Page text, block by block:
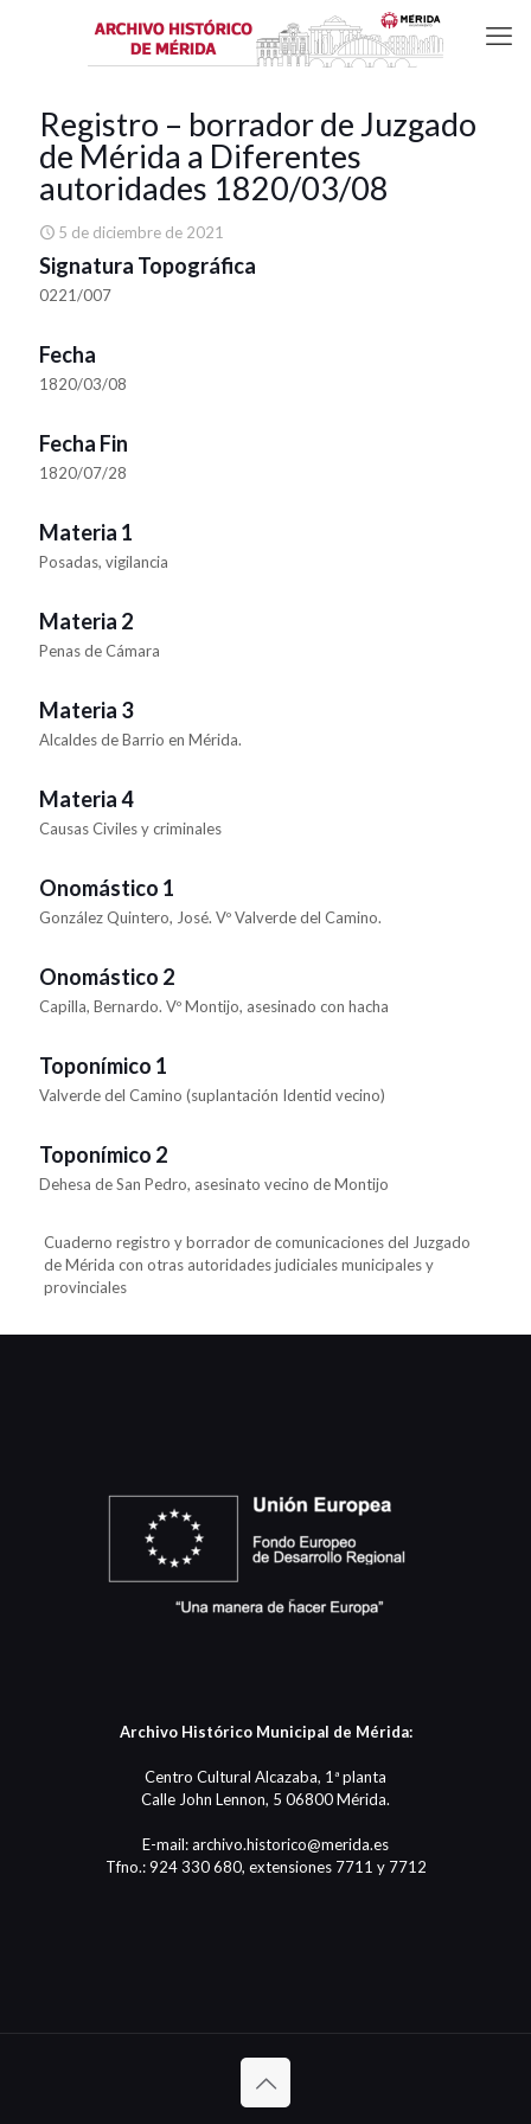
Registro – borrador de Juzgado
de Mérida a Diferentes
autoridades 1820/03/08
5 de diciembre de 2021
Signatura Topográfica
0221/007
Fecha
1820/03/08
Fecha Fin
1820/07/28
Materia 1
Posadas, vigilancia
Materia 2
Penas de Cámara
Materia 3
Alcaldes de Barrio en Mérida.
Materia 4
Causas Civiles y criminales
Onomástico 1
González Quintero, José. Vº Valverde del Camino.
Onomástico 2
Capilla, Bernardo. Vº Montijo, asesinado con hacha
Toponímico 1
Valverde del Camino (suplantación Identid vecino)
Toponímico 2
Dehesa de San Pedro, asesinato vecino de Montijo
Cuaderno registro y borrador de comunicaciones del Juzgado
de Mérida con otras autoridades judiciales municipales y
provinciales
Archivo Histórico Municipal de Mérida:
Centro Cultural Alcazaba, 1ª planta
Calle John Lennon, 5 06800 Mérida.
E-mail: archivo.historico@merida.es
Tfno.: 924 330 680, extensiones 7711 y 7712